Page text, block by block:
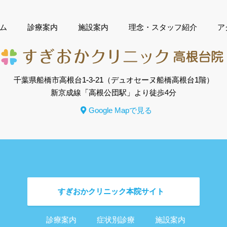
診療案内 施設案内 理念・スタッフ紹介 ア
千葉県船橋市高根台1-3-21（デュオセーヌ船橋高根台1階）
新京成線「高根公団駅」より徒歩4分
Google Mapで見る
すぎおかクリニック本院サイト
診療案内 症状別診療 施設案内